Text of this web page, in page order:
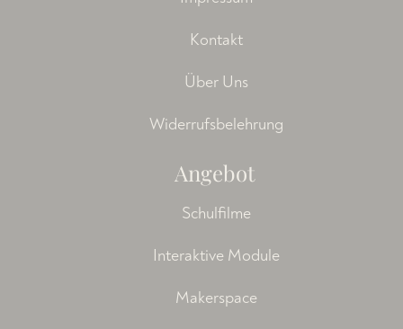
Kontakt
Über Uns
Widerrufsbelehrung
Angebot
Schulfilme
Interaktive Module
Makerspace